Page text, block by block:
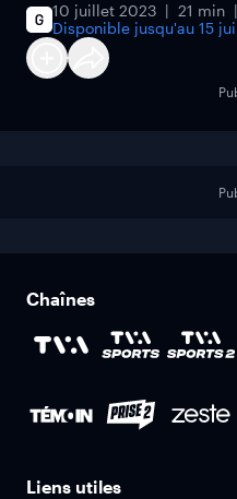
10 juillet 2023
21 min
Disponible jusqu'au 15
Chaînes
Liens utiles